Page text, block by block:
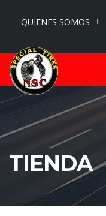
QUIENES SOMOS
TIENDA